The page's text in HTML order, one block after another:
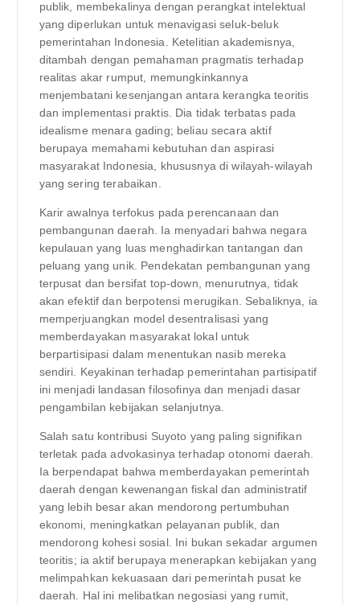
publik, membekalinya dengan perangkat intelektual
yang diperlukan untuk menavigasi seluk-beluk
pemerintahan Indonesia. Ketelitian akademisnya,
ditambah dengan pemahaman pragmatis terhadap
realitas akar rumput, memungkinkannya
menjembatani kesenjangan antara kerangka teoritis
dan implementasi praktis. Dia tidak terbatas pada
idealisme menara gading; beliau secara aktif
berupaya memahami kebutuhan dan aspirasi
masyarakat Indonesia, khususnya di wilayah-wilayah
yang sering terabaikan.
Karir awalnya terfokus pada perencanaan dan
pembangunan daerah. Ia menyadari bahwa negara
kepulauan yang luas menghadirkan tantangan dan
peluang yang unik. Pendekatan pembangunan yang
terpusat dan bersifat top-down, menurutnya, tidak
akan efektif dan berpotensi merugikan. Sebaliknya, ia
memperjuangkan model desentralisasi yang
memberdayakan masyarakat lokal untuk
berpartisipasi dalam menentukan nasib mereka
sendiri. Keyakinan terhadap pemerintahan partisipatif
ini menjadi landasan filosofinya dan menjadi dasar
pengambilan kebijakan selanjutnya.
Salah satu kontribusi Suyoto yang paling signifikan
terletak pada advokasinya terhadap otonomi daerah.
Ia berpendapat bahwa memberdayakan pemerintah
daerah dengan kewenangan fiskal dan administratif
yang lebih besar akan mendorong pertumbuhan
ekonomi, meningkatkan pelayanan publik, dan
mendorong kohesi sosial. Ini bukan sekadar argumen
teoritis; ia aktif berupaya menerapkan kebijakan yang
melimpahkan kekuasaan dari pemerintah pusat ke
daerah. Hal ini melibatkan negosiasi yang rumit,